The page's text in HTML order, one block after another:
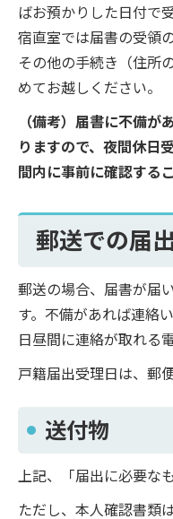
ばお預かりした日付で
宿直室では届書の受領
その他の手続き（住所
めてお越しください。
（備考）届書に不備
りますので、夜間休日
間内に事前に確認する
郵送での届出
郵送の場合、届書が届
す。不備があれば連絡
日昼間に連絡が取れる
戸籍届出受理日は、郵
送付物
上記、「届出に必要な
ただし、本人確認書類